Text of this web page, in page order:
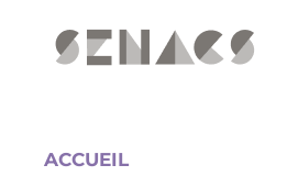
ACCUEILCoordination